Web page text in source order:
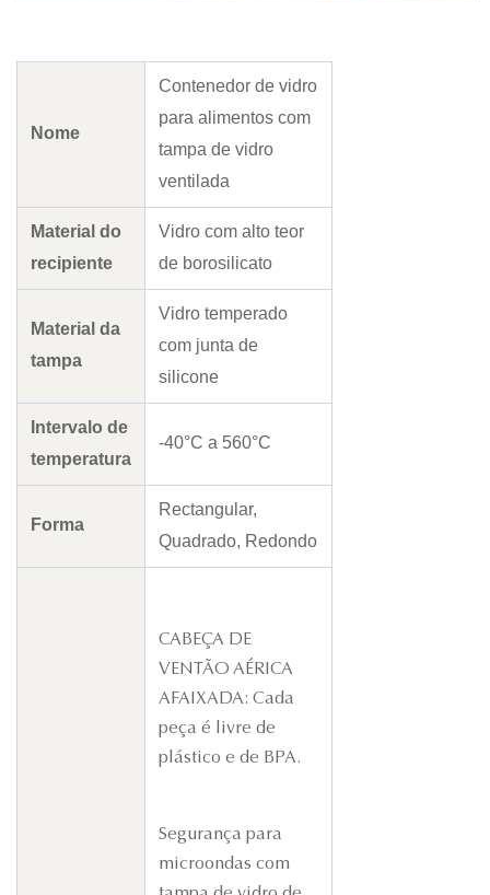
Nome
Contenedor de vidro
para alimentos com
tampa de vidro
ventilada
Material do
recipiente
Vidro com alto teor
de borosilicato
Material da
tampa
Vidro temperado
com junta de
silicone
Intervalo de
temperatura
-40°C a 560°C
Forma
Rectangular,
Quadrado, Redondo
CABEÇA DE
VENTÃO AÉRICA
AFAIXADA: Cada
peça é livre de
plástico e de BPA.
Segurança para
microondas com